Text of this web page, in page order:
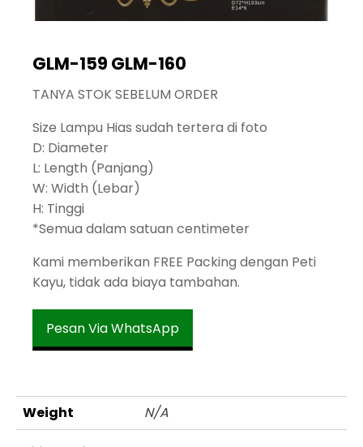
GLM-159 GLM-160
TANYA STOK SEBELUM ORDER
Size Lampu Hias sudah tertera di foto
D: Diameter
L: Length (Panjang)
W: Width (Lebar)
H: Tinggi
*Semua dalam satuan centimeter
Kami memberikan FREE Packing dengan Peti
Kayu, tidak ada biaya tambahan.
Pesan Via WhatsApp
Weight N/A